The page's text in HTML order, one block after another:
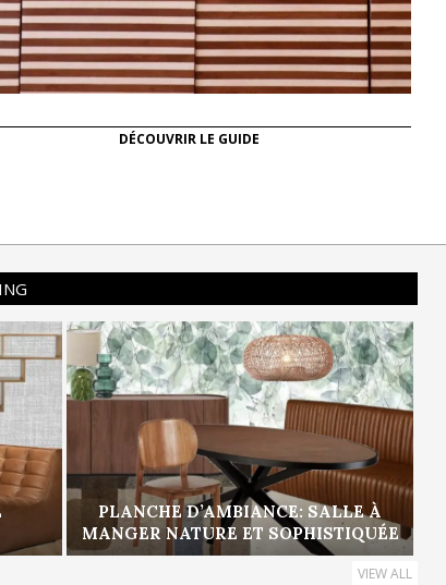
DÉCOUVRIR LE GUIDE
PLANCHE D’AMBIANCE: SALLE À
MANGER NATURE ET SOPHISTIQUÉE
VIEW ALL